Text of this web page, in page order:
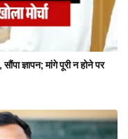
ज्ञापन; मांगे पूरी न होने पर